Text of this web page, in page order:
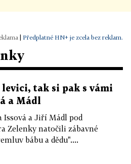
Předplatné HN+ je zcela bez reklam.
tak si pak s vámi
a Mádl
a Jiří Mádl pod
Zelenky natočili zábavné
bábu a dědu"....